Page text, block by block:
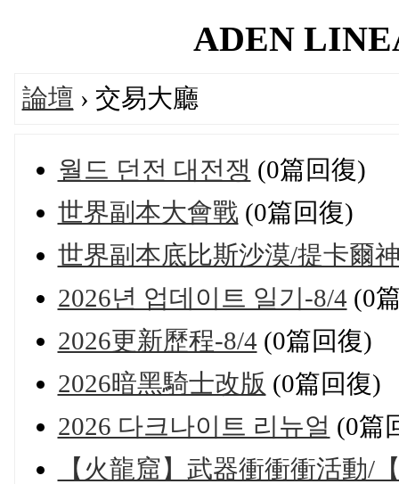
ADEN
論壇 › 交易大廳
월드 던전 대전쟁 (0篇回復)
世界副本大會戰 (0篇回復)
世界副本底比斯沙漠/提卡爾
2026년 업데이트 일기-8/4 (0
2026更新歷程-8/4 (0篇回復)
2026暗黑騎士改版 (0篇回復)
2026 다크나이트 리뉴얼 (0篇
【火龍窟】武器衝衝衝活動/